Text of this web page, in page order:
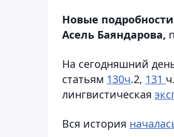
Новые
Асель Баяндарова,
На сегодняшний
статьям 130ч.2, 131
лингвистическая
Вся история